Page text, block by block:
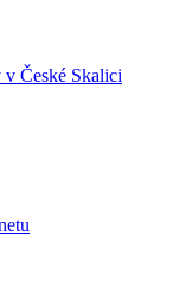
České Skalici